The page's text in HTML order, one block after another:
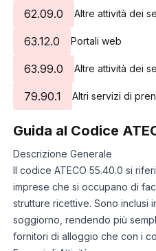
62.09.0 Altre attività dei
63.12.0 Portali web
63.99.0 Altre attività dei
79.90.1 Altri servizi di
Guida al Codice
Descrizione Generale
Il codice ATECO 55.40.0 si
imprese che si occupano di
strutture ricettive. Sono inclusi
soggiorno, rendendo più
fornitori di alloggio che con i